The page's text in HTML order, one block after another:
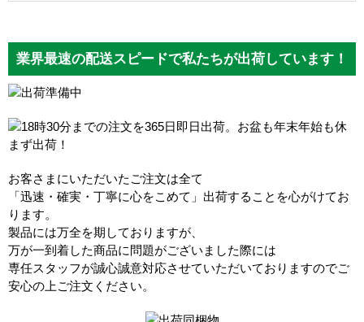
業界最速の配送スピードで私たちが出荷しています！
お客さまにいただいたご注文は全て
「迅速・確実・丁寧に心をこめて」出荷することを心がけてお
ります。
製品には万全を期しておりますが、
万が一到着した商品に問題がございました際には
専任スタッフが誠心誠意対応させていただいておりますのでご
安心の上ご注文ください。